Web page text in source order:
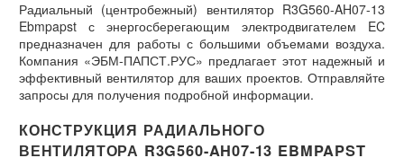
Радиальный (центробежный) вентилятор R3G560-AH07-13
Ebmpapst с энергосберегающим электродвигателем EC
предназначен для работы с большими объемами воздуха.
Компания «ЭБМ-ПАПСТ.РУС» предлагает этот надежный и
эффективный вентилятор для ваших проектов. Отправляйте
запросы для получения подробной информации.
КОНСТРУКЦИЯ РАДИАЛЬНОГО
ВЕНТИЛЯТОРА R3G560-AH07-13 EBMPAPST